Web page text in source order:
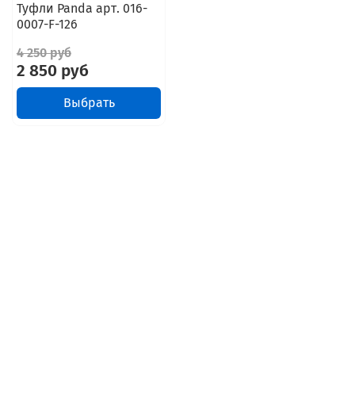
Туфли Panda арт. 016-
0007-F-126
4 250 руб
2 850 руб
Выбрать